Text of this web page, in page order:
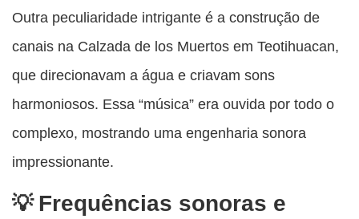
Outra peculiaridade intrigante é a construção de
canais na Calzada de los Muertos em Teotihuacan,
que direcionavam a água e criavam sons
harmoniosos. Essa “música” era ouvida por todo o
complexo, mostrando uma engenharia sonora
impressionante.
Frequências sonoras e